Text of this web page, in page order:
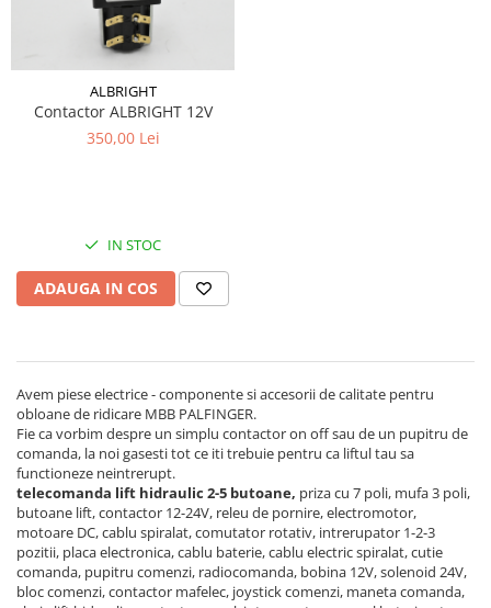
ALBRIGHT
Contactor ALBRIGHT 12V
350,00 Lei
IN STOC
ADAUGA IN COS
Avem piese electrice - componente si accesorii de calitate pentru
obloane de ridicare MBB PALFINGER.
Fie ca vorbim despre un simplu contactor on off sau de un pupitru de
comanda, la noi gasesti tot ce iti trebuie pentru ca liftul tau sa
functioneze neintrerupt.
telecomanda lift hidraulic 2-5 butoane, priza cu 7 poli, mufa 3 poli,
butoane lift, contactor 12-24V, releu de pornire, electromotor,
motoare DC, cablu spiralat, comutator rotativ, intrerupator 1-2-3
pozitii, placa electronica, cablu baterie, cablu electric spiralat, cutie
comanda, pupitru comenzi, radiocomanda, bobina 12V, solenoid 24V,
bloc comenzi, contactor mafelec, joystick comenzi, maneta comanda,